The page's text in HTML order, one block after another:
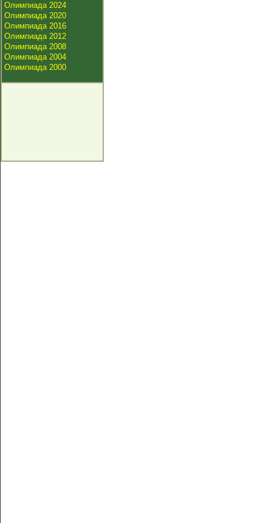
Олимпиада 2024
Олимпиада 2020
Олимпиада 2016
Олимпиада 2012
Олимпиада 2008
Олимпиада 2004
Олимпиада 2000